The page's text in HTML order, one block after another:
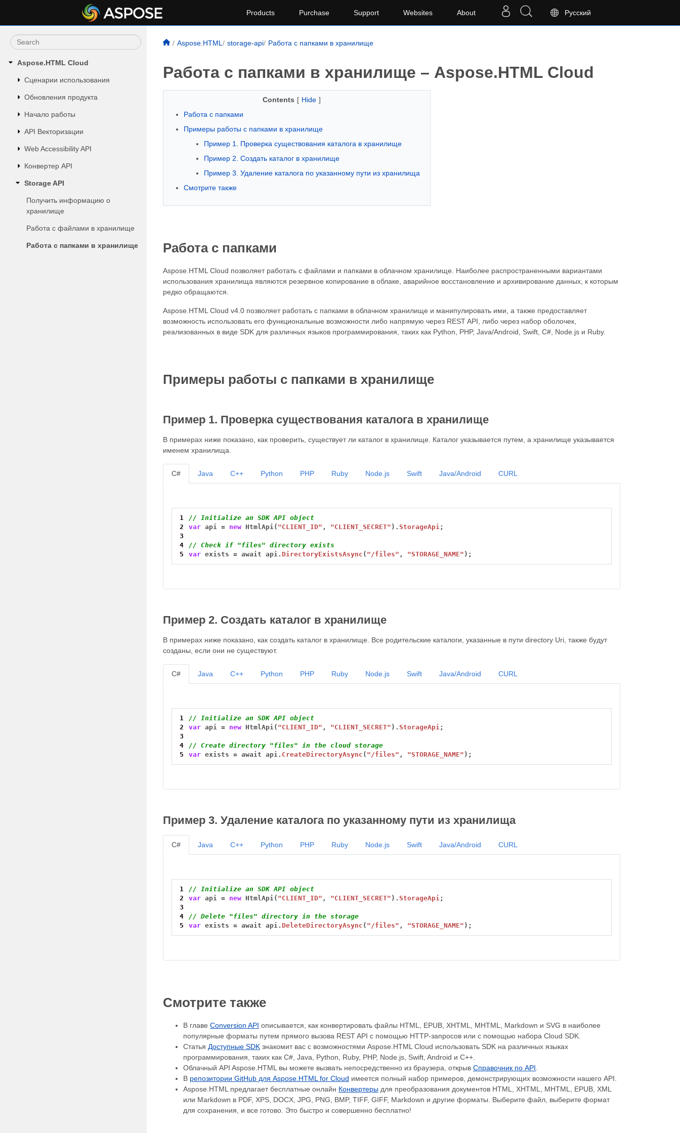
Products Purchase Support Websites About Русский
Aspose.HTML Cloud
Сценарии использования
Обновления продукта
Начало работы
API Векторизации
Web Accessibility API
Конвертер API
Storage API
Получить информацию о
хранилище
Работа с файлами в хранилище
Работа с папками в хранилище
Aspose.HTML storage-api Работа с папками в хранилище
Работа с папками в хранилище – Aspose.HTML Cloud
Contents [ Hide ]
Работа с папками
Примеры работы с папками в хранилище
Пример 1. Проверка существования каталога в хранилище
Пример 2. Создать каталог в хранилище
Пример 3. Удаление каталога по указанному пути из хранилища
Смотрите также
Работа с папками
Aspose.HTML Cloud позволяет работать с файлами и папками в облачном хранилище. Наиболее распространенными вариантами
использования хранилища являются резервное копирование в облаке, аварийное восстановление и архивирование данных, к которым
редко обращаются.
Aspose.HTML Cloud v4.0 позволяет работать с папками в облачном хранилище и манипулировать ими, а также предоставляет
возможность использовать его функциональные возможности либо напрямую через REST API, либо через набор оболочек,
реализованных в виде SDK для различных языков программирования, таких как Python, PHP, Java/Android, Swift, C#, Node.js и Ruby.
Примеры работы с папками в хранилище
Пример 1. Проверка существования каталога в хранилище
В примерах ниже показано, как проверить, существует ли каталог в хранилище. Каталог указывается путем, а хранилище указывается
именем хранилища.
C#
1
// Initialize an SDK API object
2
var api = new HtmlApi( "CLIENT_ID" , "CLIENT_SECRET" ).StorageApi;
3
4
// Check if "files" directory exists
5
var exists = await api.DirectoryExistsAsync ( "/files" , "STORAGE_NAME" );
Java C++ Python PHP Ruby Node.js Swift Java/Android CURL
Пример 2. Создать каталог в хранилище
В примерах ниже показано, как создать каталог в хранилище. Все родительские каталоги, указанные в пути directory Uri, также будут
созданы, если они не существуют.
C#
1
// Initialize an SDK API object
2
var api = new HtmlApi( "CLIENT_ID" , "CLIENT_SECRET" ).StorageApi;
3
4
// Create directory "files" in the cloud storage
5
var exists = await api. CreateDirectoryAsync ( "/files" , "STORAGE_NAME" );
Java C++ Python PHP Ruby Node.js Swift Java/Android CURL
Пример 3. Удаление каталога по указанному пути из хранилища
C#
1
// Initialize an SDK API object
2
var api = new HtmlApi( "CLIENT_ID" , "CLIENT_SECRET" ).StorageApi;
3
4
// Delete "files" directory in the storage
5
var exists = await api.DeleteDirectoryAsync ( "/files" , "STORAGE_NAME" );
Java C++ Python PHP Ruby Node.js Swift Java/Android CURL
Смотрите также
В главе Conversion API описывается, как конвертировать файлы HTML, EPUB, XHTML, MHTML, Markdown и SVG в наиболее
популярные форматы путем прямого вызова REST API с помощью HTTP-запросов или с помощью набора Cloud SDK.
Статья Доступные SDK знакомит вас с возможностями Aspose.HTML Cloud использовать SDK на различных языках
программирования, таких как C#, Java, Python, Ruby, PHP, Node.js, Swift, Android и C++.
Облачный API Aspose.HTML вы можете вызвать непосредственно из браузера, открыв Справочник по API
В репозитории GitHub для Aspose.HTML for Cloud имеется полный набор примеров, демонстрирующих возможности нашего API.
Aspose.HTML предлагает бесплатные онлайн Конвертеры для преобразования документов HTML, XHTML, MHTML, EPUB, XML
или Markdown в PDF, XPS, DOCX, JPG, PNG, BMP, TIFF, GIFF, Markdown и другие форматы. Выберите файл, выберите формат
для сохранения, и все готово. Это быстро и совершенно бесплатно!